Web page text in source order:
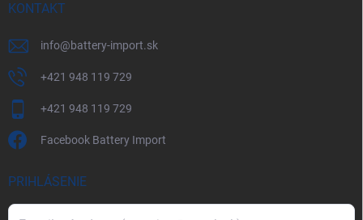
KONTAKT
info@battery-import.sk
+421 948 119 729
+421 948 119 729
Facebook Battery Import
PRIHLÁSENIE